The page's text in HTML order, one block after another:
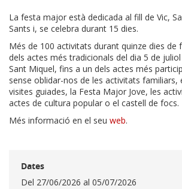
La festa major està dedicada al fill de Vic,
Sants i, se celebra durant 15 dies.
Més de 100 activitats durant quinze dies de
dels actes més tradicionals del dia 5 de
Sant Miquel, fins a un dels actes més
sense oblidar-nos de les activitats familiars,
visites guiades, la Festa Major Jove, les
actes de cultura popular o el castell de focs.
Més informació en el seu web.
Dates
Del 27/06/2026 al 05/07/2026